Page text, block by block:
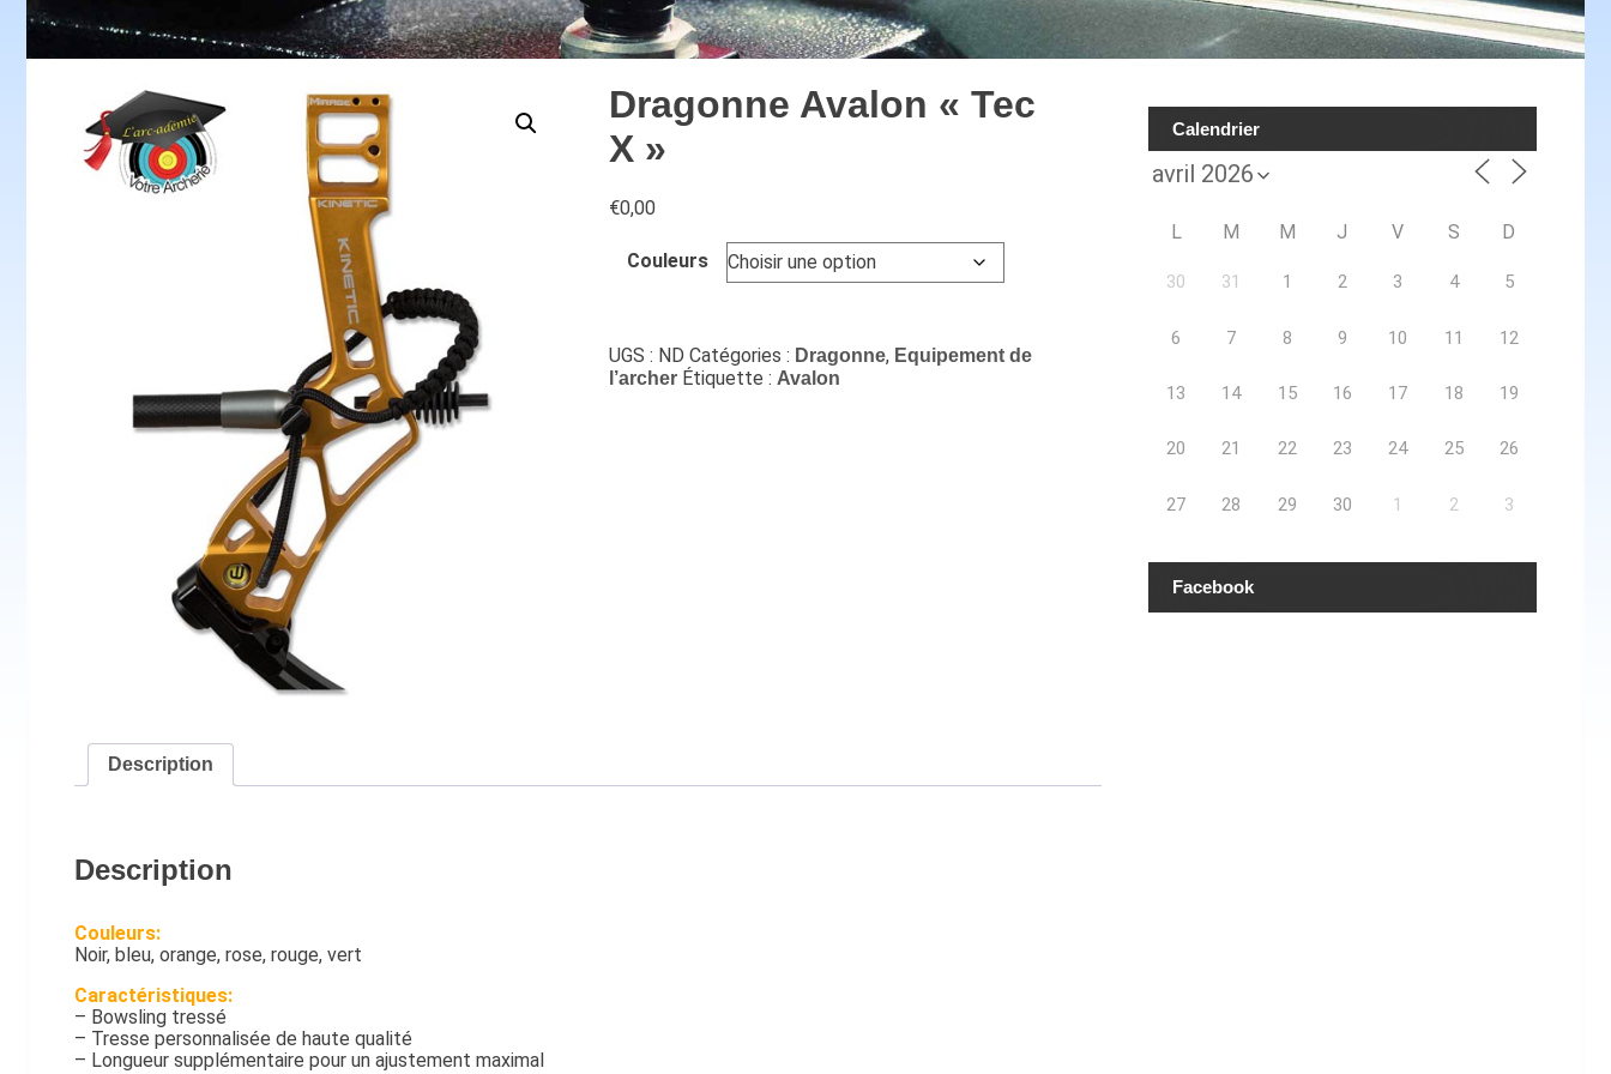
Dragonne Avalon « Tec
X »
€0,00
Couleurs
UGS : ND Catégories : Dragonne, Equipement de
l’archer Étiquette : Avalon
Description
Description
Couleurs:
Noir, bleu, orange, rose, rouge, vert
Caractéristiques:
– Bowsling tressé
– Tresse personnalisée de haute qualité
– Longueur supplémentaire pour un ajustement maximal
Calendrier
L M M J V S D
30 31 1 2 3 4 5
6 7 8 9 10 11 12
13 14 15 16 17 18 19
20 21 22 23 24 25 26
27 28 29 30 1 2 3
Facebook